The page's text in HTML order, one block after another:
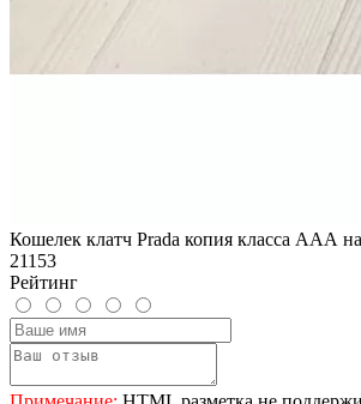
Кошелек клатч Prada копия класса ААА
21153
Рейтинг